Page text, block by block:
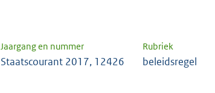
Jaargang en nummer Rubriek
Staatscourant 2017, 12426 beleidsregel